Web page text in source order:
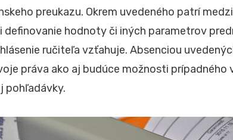
preukazu. Okrem uvedeného patrí
definovanie hodnoty či iných parametrov
ručiteľa vzťahuje. Absenciou
práva ako aj budúce možnosti prípadného
pohľadávky.